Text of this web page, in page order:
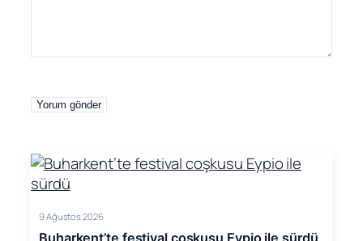
9 Ağustos 2026
Buharkent’te festival coşkusu Eypio ile sürdü